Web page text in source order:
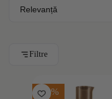
Filtre
-10%